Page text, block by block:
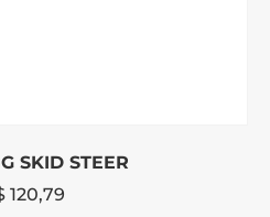
SKID STEER
120,79